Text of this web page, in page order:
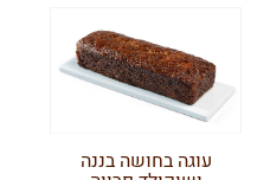
עוגה בחושה בננה